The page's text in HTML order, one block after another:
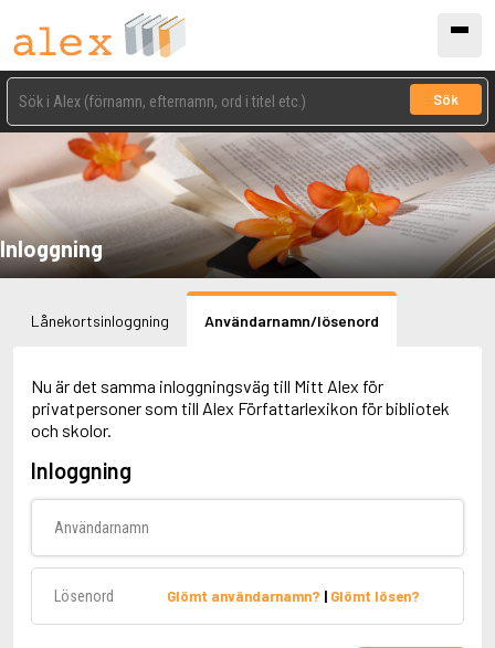
Sök
Inloggning
Lånekortsinloggning Användarnamn/lösenord
Nu är det samma inloggningsväg till Mitt Alex för
privatpersoner som till Alex Författarlexikon för bibliotek
och skolor.
Inloggning
Glömt användarnamn? | Glömt lösen?